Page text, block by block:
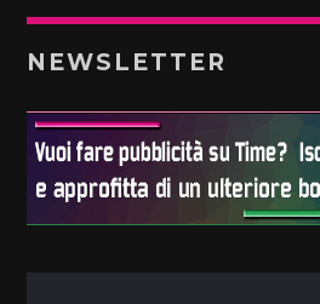
NEWSLETTER